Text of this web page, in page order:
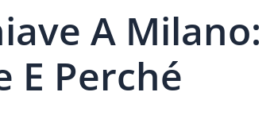
A
E Perché